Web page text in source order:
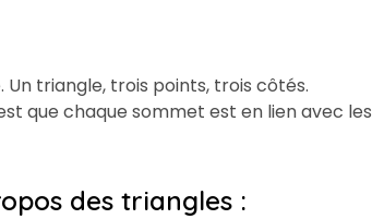
triangle, trois points, trois côtés.
que chaque sommet est en lien avec les
des triangles :